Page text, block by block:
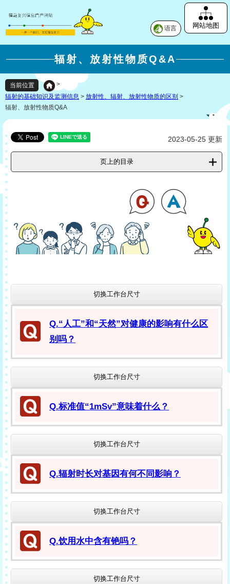
网站地图
语言
辐射、放射性物质Q&A
当前位置
>
辐射的基础知识及监测信息 > 放射性、辐射、放射性物质的区别 >
辐射、放射性物质Q&A
2023-05-25 更新
页上的目录
切换工作台尺寸
Q.“人工”和“天然”对健康的影响有什么区
别吗？
切换工作台尺寸
Q.标准值“1mSv”意味着什么？
切换工作台尺寸
Q.辐射时长对基因有何不同影响？
切换工作台尺寸
Q.饮用水中含有铯吗？
切换工作台尺寸